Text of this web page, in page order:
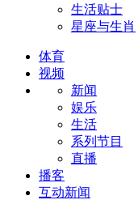
生活贴士
星座与生肖
体育
视频
新闻
娱乐
生活
系列节目
直播
播客
互动新闻